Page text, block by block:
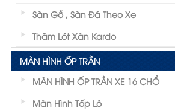
Sàn Gỗ , Sàn Đá Theo Xe
Thãm Lót Xàn Kardo
MÀN HÌNH ỐP TRẦN
MÀN HÌNH ỐP TRẦN XE 16 CHỔ
Màn Hình Tốp Lô